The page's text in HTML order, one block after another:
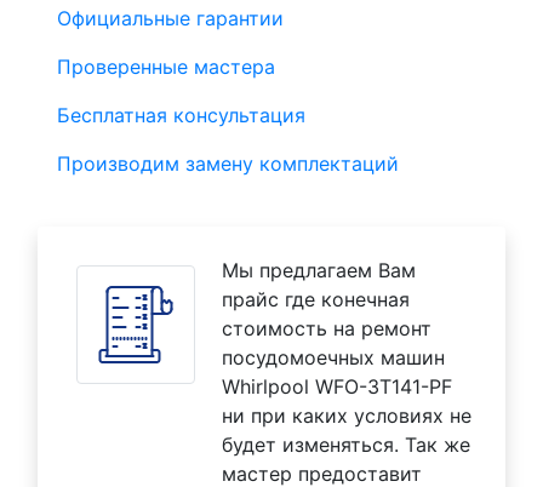
Официальные гарантии
Проверенные мастера
Бесплатная консультация
Производим замену комплектаций
Мы предлагаем Вам
прайс где конечная
стоимость на ремонт
посудомоечных машин
Whirlpool WFO-3T141-PF
ни при каких условиях не
будет изменяться. Так же
мастер предоставит